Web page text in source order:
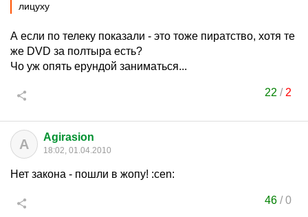
лицуху
А если по телеку показали - это тоже пиратство, хотя те
же DVD за полтыра есть?
Чо уж опять ерундой заниматься...
22 / 2
A Agirasion
18:02, 01.04.2010
Нет закона - пошли в жопу! :cen:
46 /0